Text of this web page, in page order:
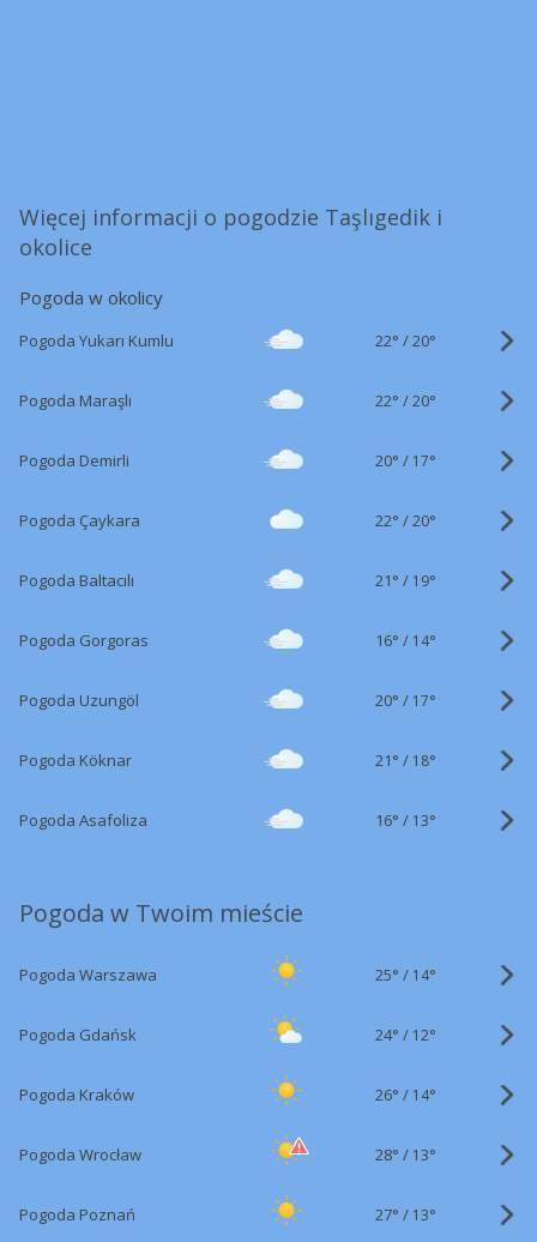
Więcej informacji o pogodzie Taşlıgedik i
okolice
Pogoda w okolicy
Pogoda Yukarı Kumlu 22° /20°
Pogoda Maraşlı 22° /20°
Pogoda Demirli 20° / 17°
Pogoda Çaykara 22° /20°
Pogoda Baltacılı 21° / 19°
Pogoda Gorgoras 16° / 14°
Pogoda Uzungöl 20° / 17°
Pogoda Köknar 21° / 18°
Pogoda Asafoliza 16° / 13°
Pogoda w Twoim mieście
Pogoda Warszawa 25° / 14°
Pogoda Gdańsk 24° / 12°
Pogoda Kraków 26° / 14°
Pogoda Wrocław 28° / 13°
Pogoda Poznań 27° / 13°